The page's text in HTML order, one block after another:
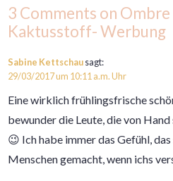
3 Comments on Ombre
Kaktusstoff- Werbung
Sabine Kettschausagt:
29/03/2017 um 10:11 a.m. Uhr
Eine wirklich frühlingsfrische
bewunder die Leute, die von
😉 Ich habe immer das Gefühl,
Menschen gemacht, wenn ichs